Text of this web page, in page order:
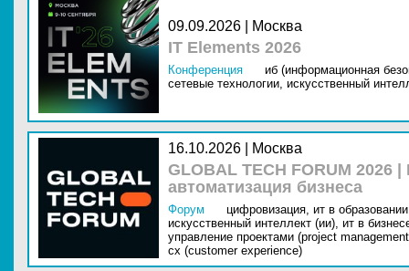
09.09.2026 | Москва
IT Elements 2026
Конференция
иб (информационная
сетевые технологии, искусственный
16.10.2026 | Москва
GLOBAL TECH FORUM
автоматизация бизнеса
Форум цифровизация, ит в
искусственный интеллект (ии), ит в
управление проектами (project
cx (customer experience)